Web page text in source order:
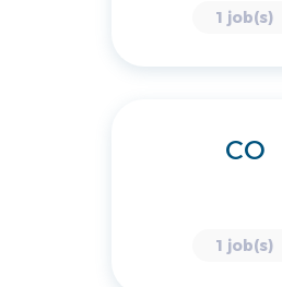
1 job(s)
CO
1 job(s)